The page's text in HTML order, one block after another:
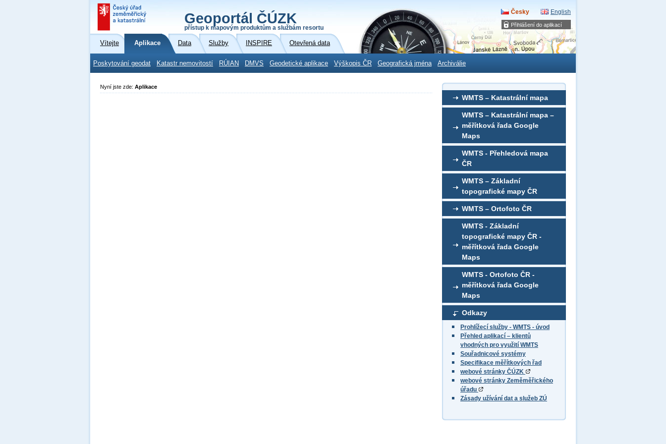
Přihlášení do aplikací
Geoportál ČÚZK
přístup k mapovým produktům a službám resortu
Česky English
Vítejte Aplikace Data Služby INSPIRE Otevřená data
Poskytování geodat Katastr nemovitostí RÚIAN DMVS Geodetické aplikace Výškopis ČR Geografická jména Archiválie
WMTS – Katastrální mapa
WMTS – Katastrální mapa –
měřítková řada Google
Maps
WMTS - Přehledová mapa
ČR
WMTS – Základní
topografické mapy ČR
WMTS – Ortofoto ČR
WMTS - Základní
topografické mapy ČR -
měřítková řada Google
Maps
WMTS - Ortofoto ČR -
měřítková řada Google
Maps
Odkazy
Prohlížecí služby - WMTS - úvod
Přehled aplikací – klientů
vhodných pro využití WMTS
Souřadnicové systémy
Specifikace měřítkových řad
webové stránky ČÚZK
webové stránky Zeměměřického
úřadu
Zásady užívání dat a služeb ZÚ
Nyní jste zde: Aplikace